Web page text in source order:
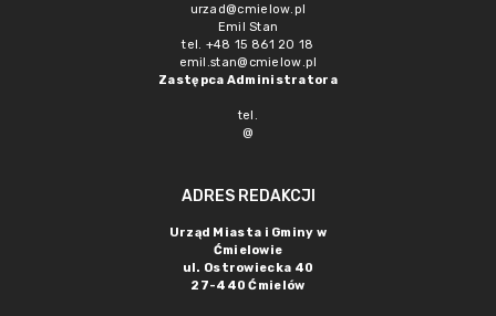
urzad@cmielow.pl
Emil Stan
tel. +48 15 861 20 18
emil.stan@cmielow.pl
Zastępca Administratora
tel.
@
ADRES REDAKCJI
Urząd Miasta i Gminy w
Ćmielowie
ul. Ostrowiecka 40
27-440 Ćmielów